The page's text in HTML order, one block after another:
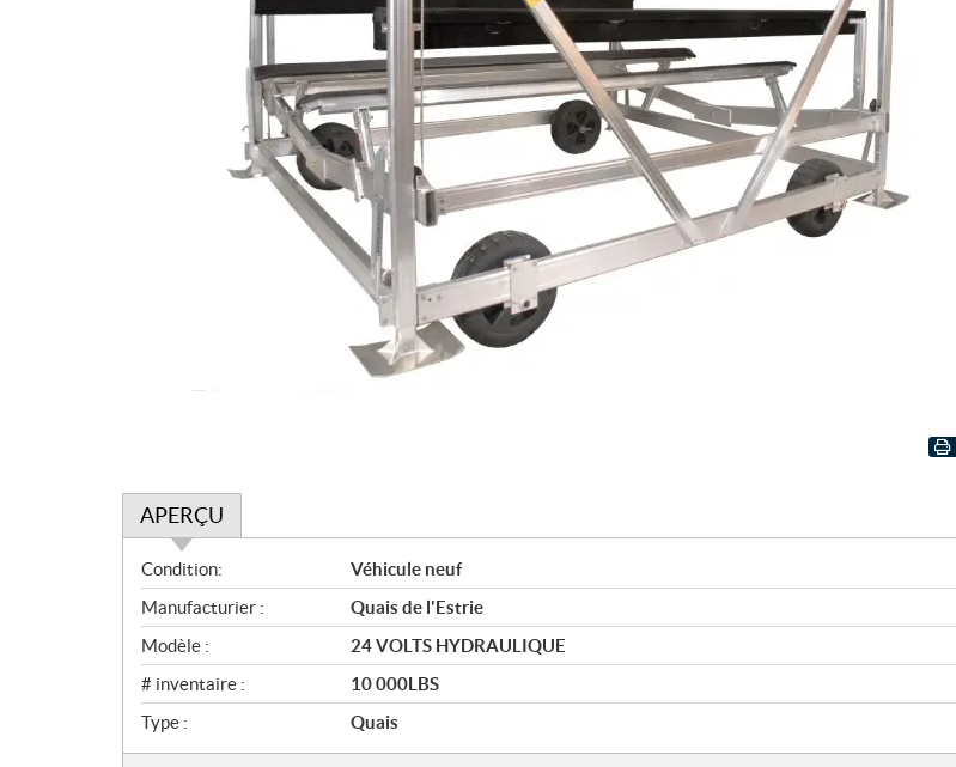
APERÇU
A
p
e
r
ç
u
Condition:
Véhicule neuf
Manufacturier :
Quais de l'Estrie
Modèle :
24 VOLTS HYDRAULIQUE
# inventaire :
10 000LBS
Type :
Quais